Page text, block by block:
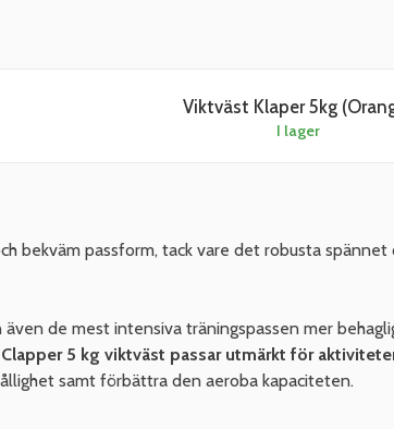
Viktväst Klaper 5kg
I lager
bekväm passform, tack vare det robusta
de mest intensiva träningspassen mer
Clapper 5 kg viktväst passar utmärkt för
samt förbättra den aeroba kapaciteten.